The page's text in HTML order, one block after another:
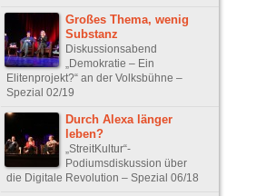
Großes Thema, wenig
Substanz
Diskussionsabend
„Demokratie – Ein
Elitenprojekt?“ an der Volksbühne –
Spezial 02/19
Durch Alexa länger
leben?
„StreitKultur“-
Podiumsdiskussion über
die Digitale Revolution – Spezial 06/18